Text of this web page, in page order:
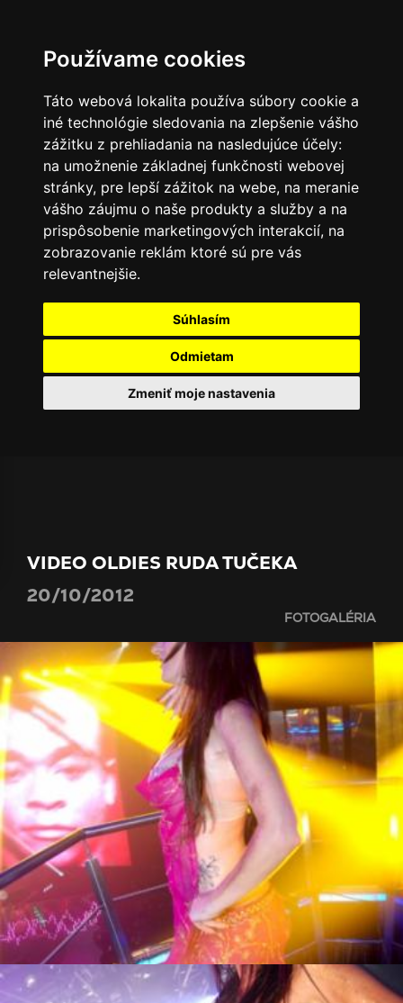
Používame cookies
Táto webová lokalita používa súbory cookie a
iné technológie sledovania na zlepšenie vášho
zážitku z prehliadania na nasledujúce účely:
na umožnenie základnej funkčnosti webovej
stránky, pre lepší zážitok na webe, na meranie
vášho záujmu o naše produkty a služby a na
prispôsobenie marketingových interakcií, na
zobrazovanie reklám ktoré sú pre vás
relevantnejšie.
Súhlasím
Odmietam
Zmeniť moje nastavenia
VIDEO OLDIES RUDA TUČEKA
20/10/2012
FOTOGALÉRIA